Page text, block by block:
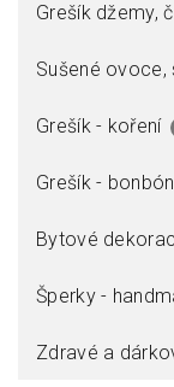
Grešík džemy,
Sušené ovoce,
Grešík - koření
Grešík -
Bytové
Šperky -
Zdravé a